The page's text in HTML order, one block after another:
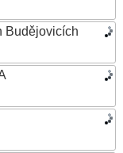
Budějovicích